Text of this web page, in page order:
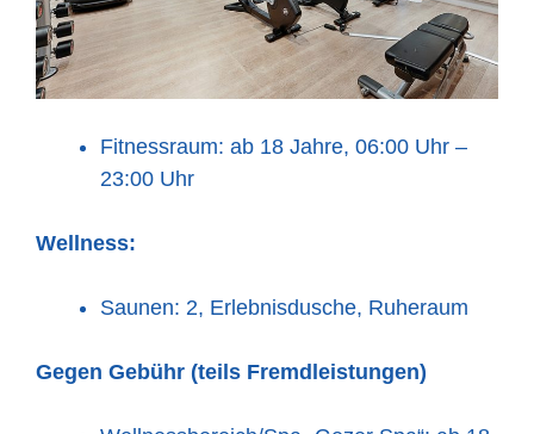
Fitnessraum: ab 18 Jahre, 06:00 Uhr –
23:00 Uhr
Wellness:
Saunen: 2, Erlebnisdusche, Ruheraum
Gegen Gebühr (teils Fremdleistungen)